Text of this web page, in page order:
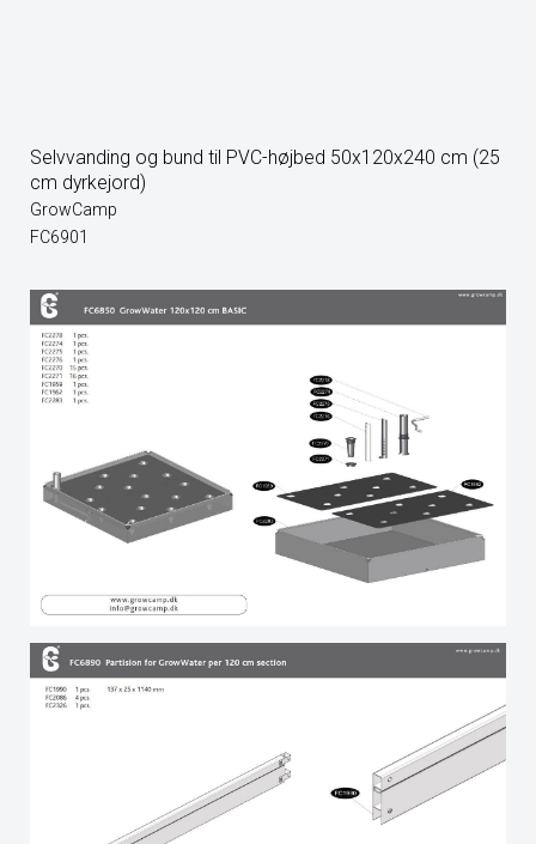
Selvvanding og bund til PVC-højbed 50x120x240 cm (25
cm dyrkejord)
GrowCamp
FC6901